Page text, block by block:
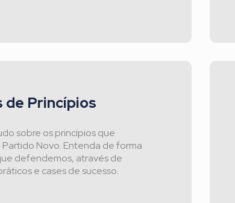
de Princípios
sobre os princípios que
Novo. Entenda de forma
defendemos, através de
e cases de sucesso.